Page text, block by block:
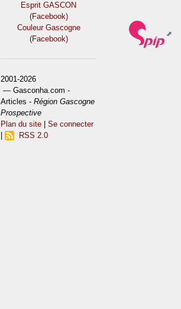
Esprit GASCON
(Facebook)
Couleur Gascogne
(Facebook)
2001-2026
— Gasconha.com -
Articles -Région Gascogne
Prospective
Plan du site |Se connecter
RSS 2.0